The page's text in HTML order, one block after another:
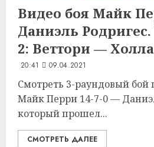
Видео боя Майк
Даниэль Родригес.
2: Веттори —
20:41 09.04.2021
Смотреть 3-раундовый бой
Майк Перри 14-7-0 —
который прошел...
СМОТРЕТЬ ДАЛЕЕ